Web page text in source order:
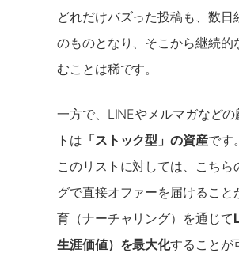
どれだけバズった投稿も、数日
のものとなり、そこから継続的
むことは稀です。
一方で、LINEやメルマガなどの
トは 「ストック型」の資産です。
このリストに対しては、こちら
グで直接オファーを届けること
育（ナーチャリング）を通じて
生涯価値）を最大化することが